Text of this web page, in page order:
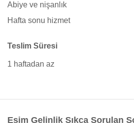
Abiye ve nişanlık
Hafta sonu hizmet
Teslim Süresi
1 haftadan az
Esim Gelinlik Sıkça Sorulan